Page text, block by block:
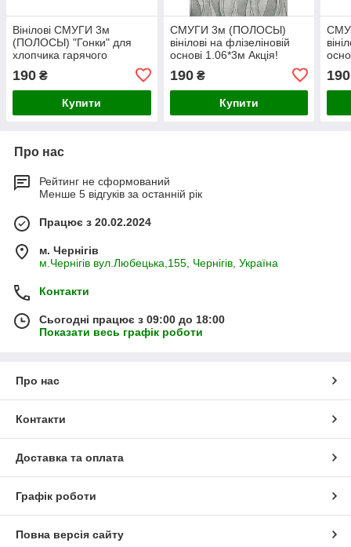
Вінілові СМУГИ 3м
(ПОЛОСЫ) "Гонки" для
хлопчика гарячого
тиснення на флізеліновій
основі Акція!
190 ₴
Купити
СМУГИ 3м (ПОЛОСЫ)
вінілові на флізеліновій
основі 1.06*3м Акція!
190₴
Купити
190
Про нас
Рейтинг не сформований
Менше 5 відгуків за останній рік
Працює з 20.02.2024
м. Чернігів
м.Чернігів вул.Любецька,155, Чернігів, Україна
Контакти
Сьогодні працює з 09:00 до 18:00
Показати весь графік роботи
Про нас
Контакти
Доставка та оплата
Графік роботи
Повна версія сайту